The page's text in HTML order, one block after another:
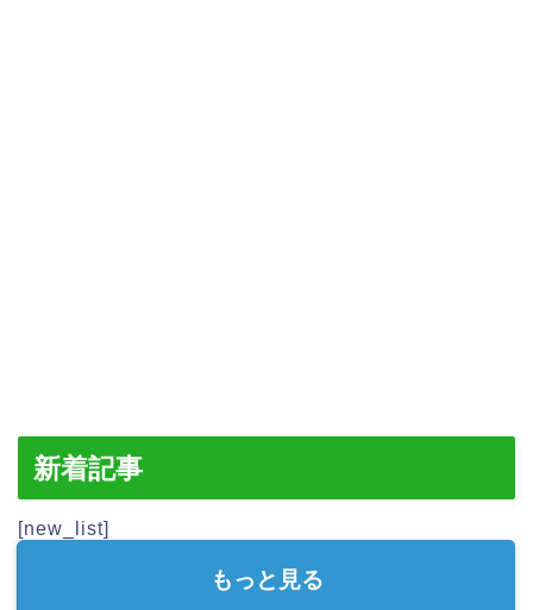
新着記事
[new_list]
もっと見る